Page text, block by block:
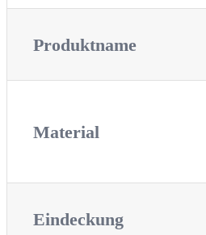
Produktname
Material
Eindeckung